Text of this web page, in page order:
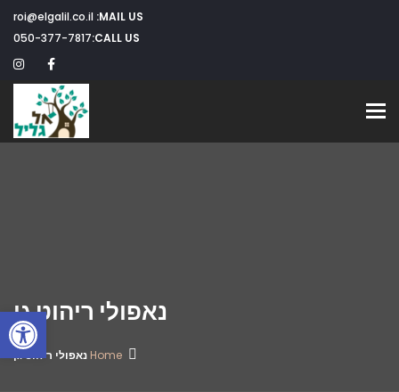
MAIL US:
CALL US:
050-377-7817
Toggle navigation
נאפולי ריהוט גן
Home נאפולי ריהוט גן